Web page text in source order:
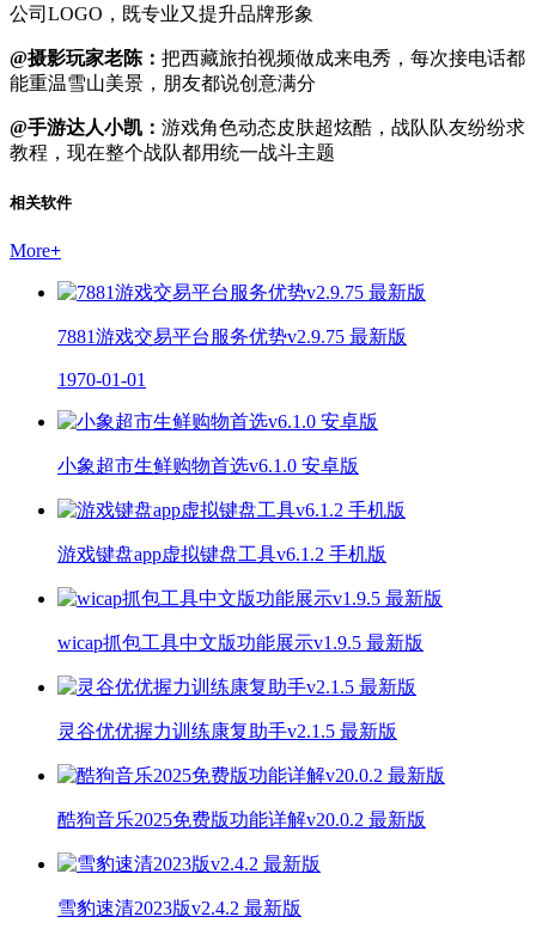
公司LOGO，既专业又提升品牌形象
@摄影玩家老陈： 把西藏旅拍视频做成来电秀，每次接电话都
能重温雪山美景，朋友都说创意满分
@手游达人小凯： 游戏角色动态皮肤超炫酷，战队队友纷纷求
教程，现在整个战队都用统一战斗主题
相关软件
More+
7881游戏交易平台服务优势v2.9.75 最新版
1970-01-01
小象超市生鲜购物首选v6.1.0 安卓版
游戏键盘app虚拟键盘工具v6.1.2 手机版
wicap抓包工具中文版功能展示v1.9.5 最新版
灵谷优优握力训练康复助手v2.1.5 最新版
酷狗音乐2025免费版功能详解v20.0.2 最新版
雪豹速清2023版v2.4.2 最新版